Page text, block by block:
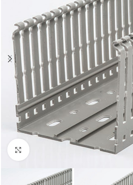
Нажмите, чтобы увеличить